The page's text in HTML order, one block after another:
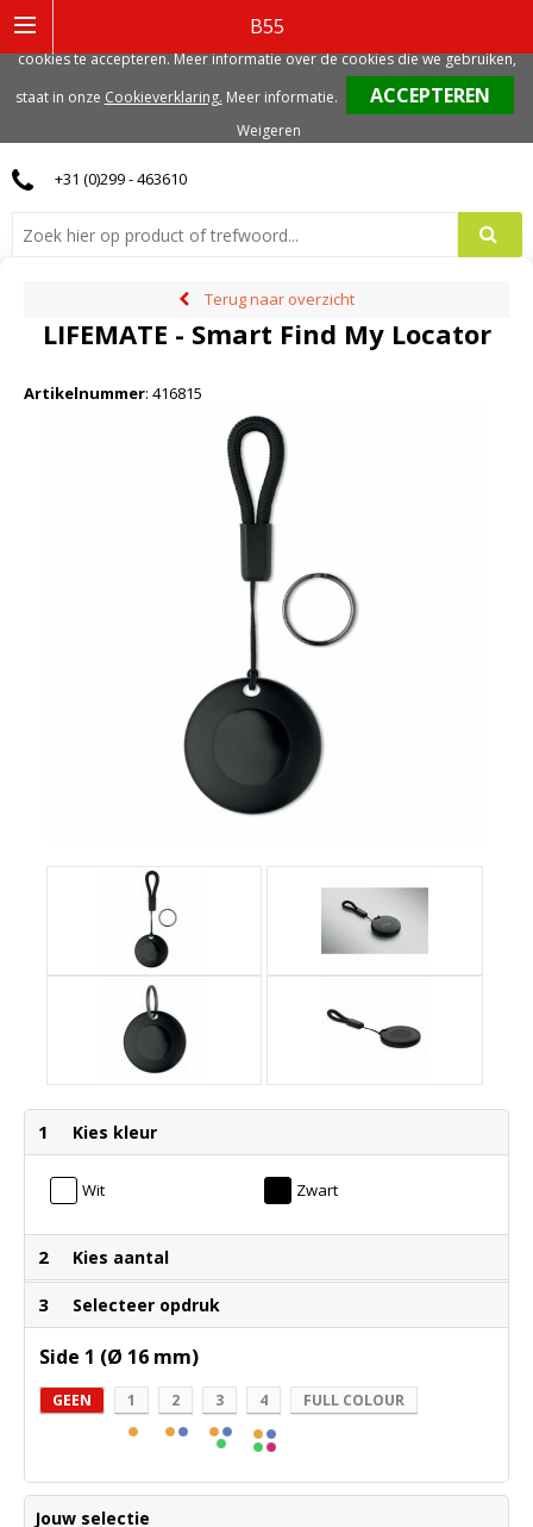
B55
0
+31 (0)299 - 463610
Terug naar overzicht
LIFEMATE - Smart Find My Locator
Artikelnummer: 416815
1 Kies kleur
Wit Zwart
2 Kies aantal
3 Selecteer opdruk
Side 1 (Ø 16 mm)
GEEN 1 2 3 4 FULL COLOUR
Jouw selectie
gerelateerde cookies. Voor de beste gebruikerservaring, adviseren we deze
cookies te accepteren. Meer informatie over de cookies die we gebruiken,
staat in onze Cookieverklaring. Meer informatie.
Weigeren